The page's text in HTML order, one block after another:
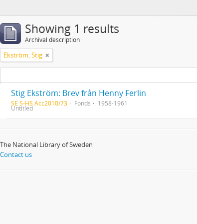
Showing 1 results
Archival description
Ekström, Stig
Stig Ekström: Brev från Henny Ferlin
SE S-HS Acc2010/73 Fonds 1958-1961
Untitled
The National Library of Sweden
Contact us